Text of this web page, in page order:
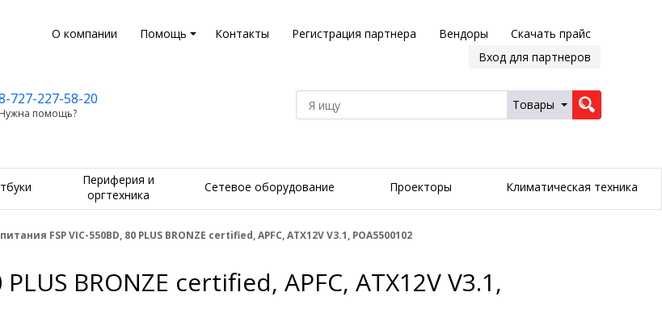
О компании Помощь Контакты Регистрация партнера Вендоры
Скачать прайс
Вход для партнеров
727-227-58-20
Нужна помощь?
Товары
Периферия и
оргтехника
Сетевое оборудование Проекторы Климатическая техника
FSP VIC-550BD, 80 PLUS BRONZE certified, APFC, ATX12V V3.1, POA5500102
BRONZE certified, APFC, ATX12V V3.1,